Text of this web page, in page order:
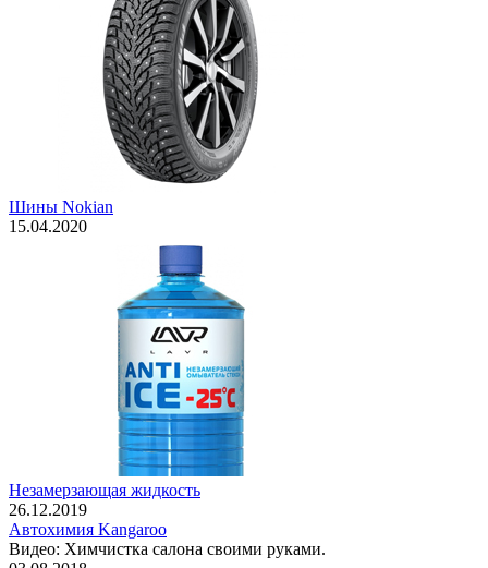
Шины Nokian
15.04.2020
Незамерзающая жидкость
26.12.2019
Автохимия Kangaroo
Видео: Химчистка салона своими руками.